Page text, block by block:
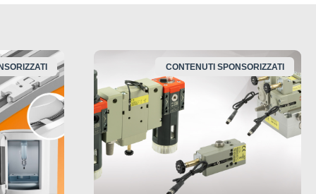
CONTENUTI SPONSORIZZATI